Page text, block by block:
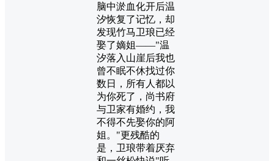
脑中淤血化开后温
汐恢复了记忆，却
发现竹马卫琅已经
娶了嫡姐——"温
汐落入山崖后我也
曾不眠不休找过你
数日，所有人都以
为你死了，尚书府
与卫家有婚约，我
不得不先娶你的阿
姐。"更残酷的
是，卫琅带着厌弃